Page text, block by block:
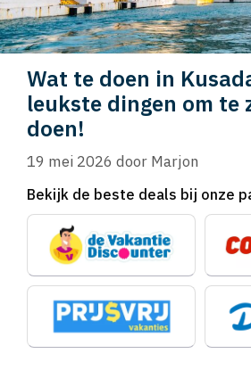
Wat te doen in
leukste dingen om te
doen!
19 mei 2026 door Marjon
Bekijk de beste deals bij onze